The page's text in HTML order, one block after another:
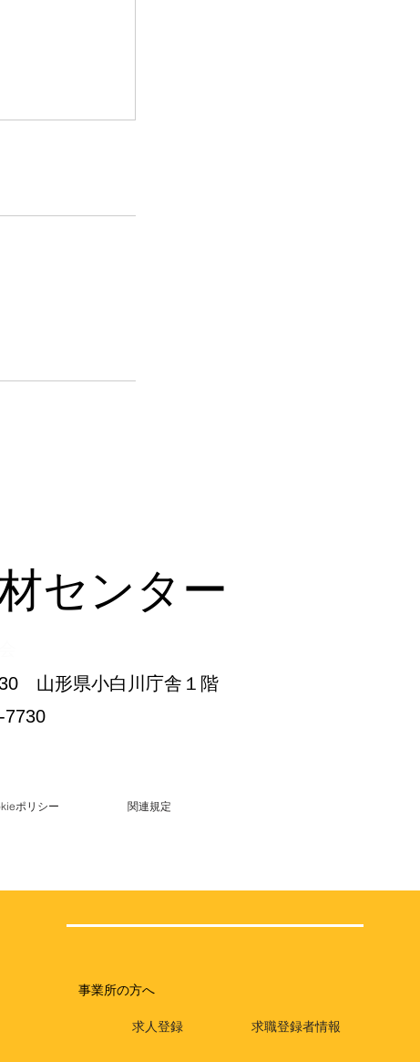
センター
山形県小白川庁舎１階
ポリシー 関連規定
事業所の方へ
求人登録 求職登録者情報